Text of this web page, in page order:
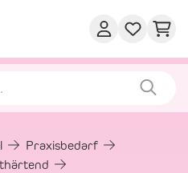
Praxisbedarf